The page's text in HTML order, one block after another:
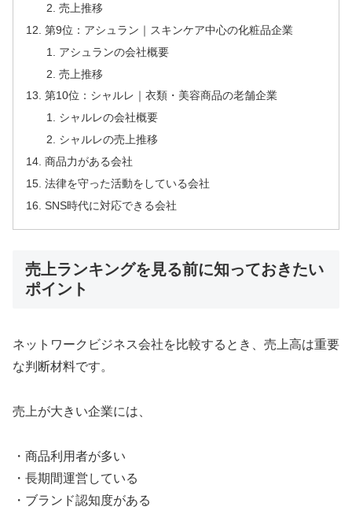
売上推移
第9位：アシュラン｜スキンケア中心の化粧品企業
アシュランの会社概要
売上推移
第10位：シャルレ｜衣類・美容商品の老舗企業
シャルレの会社概要
シャルレの売上推移
商品力がある会社
法律を守った活動をしている会社
SNS時代に対応できる会社
売上ランキングを見る前に知っておきたい
ポイント
ネットワークビジネス会社を比較するとき、売上高は重要
な判断材料です。
売上が大きい企業には、
・商品利用者が多い
・長期間運営している
・ブランド認知度がある